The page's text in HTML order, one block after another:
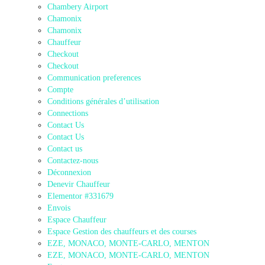
Chambery Airport
Chamonix
Chamonix
Chauffeur
Checkout
Checkout
Communication preferences
Compte
Conditions générales d’utilisation
Connections
Contact Us
Contact Us
Contact us
Contactez-nous
Déconnexion
Denevir Chauffeur
Elementor #331679
Envois
Espace Chauffeur
Espace Gestion des chauffeurs et des courses
EZE, MONACO, MONTE-CARLO, MENTON
EZE, MONACO, MONTE-CARLO, MENTON